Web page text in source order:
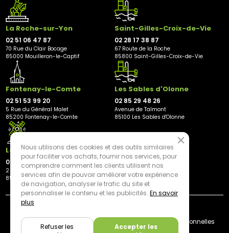
La Roche-sur-Yon
02 51 06 47 87
70 Rue du Clair Bocage
85000 Mouilleron-le-Captif
Saint-Gilles-Croix-de-Vie
02 28 17 38 87
67 Route de la Roche
85800 Saint-Gilles-Croix-de-Vie
Fontenay-le-Comte
02 51 53 99 20
5 Rue du Général Malet
85200 Fontenay-le-Comte
Les Sables d'Olonne
02 85 29 48 26
Avenue de Talmont
85100 Les Sables d'Olonne
Les Herbiers
02 21 81 23 11
2 rue des Peupliers
85500 Les Herbiers
Livraison
Plan du site Mentions légales
Données personnelles
Cookies
Nous utilisons des cookies et des outils similaires
pour faciliter vos achats, fournir nos services, pour
comprendre comment les clients utilisent nos
services afin de pouvoir améliorer votre expérience
de navigation, analyser le trafic du site et
personnaliser le contenu et les publicités. En savoir
plus
Accepter les
Refuser les